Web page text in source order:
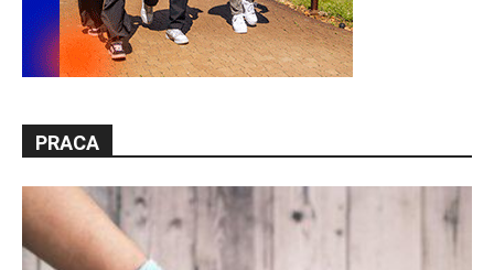
PRACA